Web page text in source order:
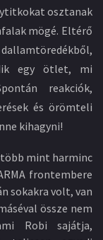
osztanak
mögé. Eltérő
egy ötlet, mi
reakciók,
és örömteli
kihagyni!
mint harminc
frontembere
sokakra volt, van
össze nem
Robi sajátja,